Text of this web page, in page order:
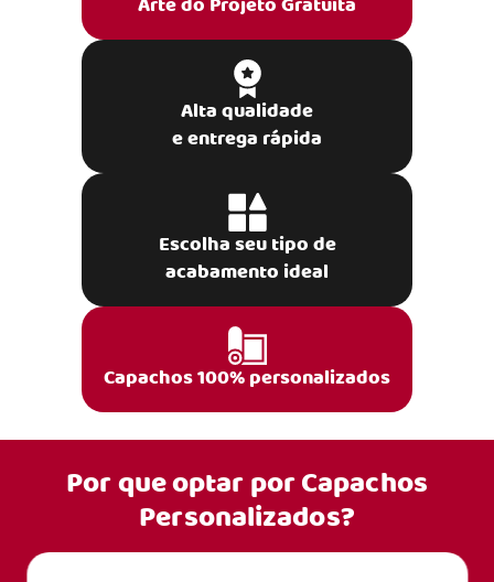
Arte do Projeto Gratuita
Alta qualidade
e entrega rápida
Escolha seu tipo de
acabamento ideal
Capachos 100% personalizados
Por que optar porCapachos
Personalizados?